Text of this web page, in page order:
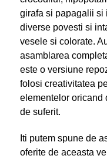
girafa si papagalii si
diverse povesti si
vesele si colorate.
asamblarea
este o versiune
folosi creativitatea
elementelor oricand
de suferit.
Iti putem spune de
oferite de aceasta